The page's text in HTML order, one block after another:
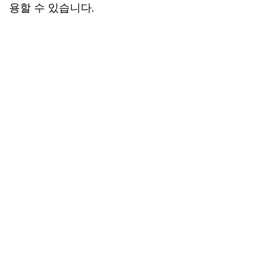
용할 수 있습니다.